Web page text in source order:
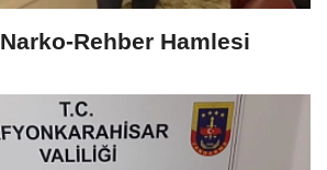
Narko-Rehber Hamlesi